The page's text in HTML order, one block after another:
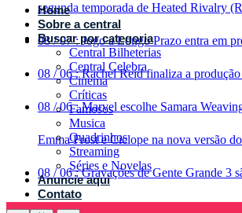
segunda temporada de Heated Rivalry
08 / 07 : Jogo a Longo Prazo entra em
08 / 06 : Rachel Reid finaliza a
08 / 06 : Marvel escolhe Samara
Emma Frost e Ciclope na nova versão
08 / 06 : Gravações de Gente Grande 3
Home
Sobre a central
Buscar por categoria
Central Bilheterias
Central Celebra
Cinema
Críticas
Famosos
Musica
Quadrinhos
Streaming
Séries e Novelas
Anuncie aqui
Contato